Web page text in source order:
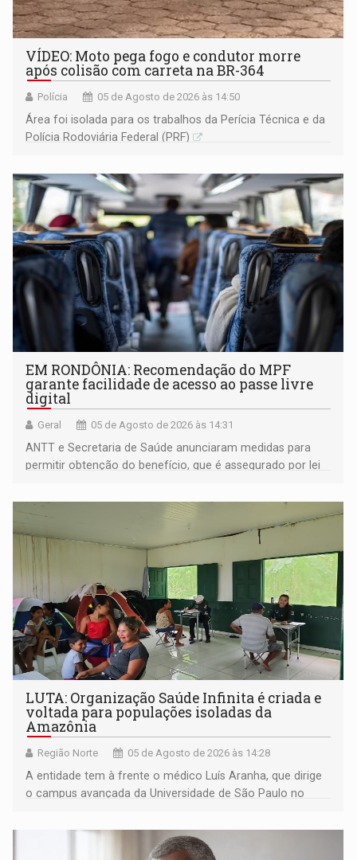
VÍDEO: Moto pega fogo e condutor morre
após colisão com carreta na BR-364
Polícia 05 de Agosto de 2026 às 14:50
Área foi isolada para os trabalhos da Perícia Técnica e da
Polícia Rodoviária Federal (PRF)
EM RONDÔNIA: Recomendação do MPF
garante facilidade de acesso ao passe livre
digital
Geral 05 de Agosto de 2026 às 14:31
ANTT e Secretaria de Saúde anunciaram medidas para
permitir obtenção do benefício, que é assegurado por lei
LUTA: Organização Saúde Infinita é criada e
voltada para populações isoladas da
Amazônia
Região Norte 05 de Agosto de 2026 às 14:28
A entidade tem à frente o médico Luís Aranha, que dirige
o campus avançada da Universidade de São Paulo no